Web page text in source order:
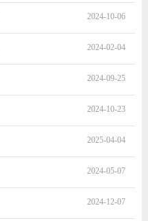
2024-10-06
2024-02-04
2024-09-25
2024-10-23
2025-04-04
2024-05-07
2024-12-07